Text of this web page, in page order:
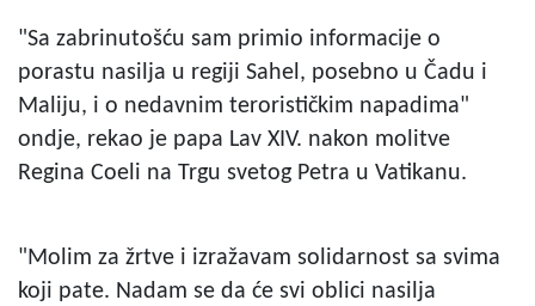
"Sa zabrinutošću sam primio informacije o
porastu nasilja u regiji Sahel, posebno u Čadu i
Maliju, i o nedavnim terorističkim napadima"
ondje, rekao je papa Lav XIV. nakon molitve
Regina Coeli na Trgu svetog Petra u Vatikanu.
"Molim za žrtve i izražavam solidarnost sa svima
koji pate. Nadam se da će svi oblici nasilja